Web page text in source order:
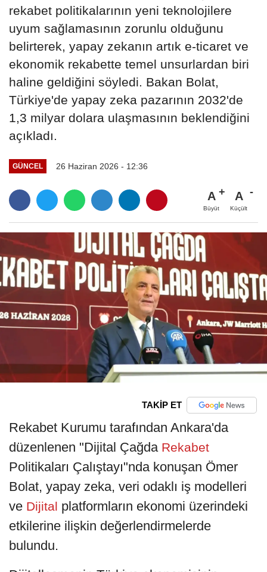
rekabet politikalarının yeni teknolojilere
uyum sağlamasının zorunlu olduğunu
belirterek, yapay zekanın artık e-ticaret ve
ekonomik rekabette temel unsurlardan biri
haline geldiğini söyledi. Bakan Bolat,
Türkiye'de yapay zeka pazarının 2032'de
1,3 milyar dolara ulaşmasının beklendiğini
açıkladı.
GÜNCEL 26 Haziran 2026 - 12:36
A
Büyüt
A
Küçült
TAKİP ET
Rekabet Kurumu tarafından Ankara'da
düzenlenen "Dijital Çağda Rekabet
Politikaları Çalıştayı"nda konuşan Ömer
Bolat, yapay zeka, veri odaklı iş modelleri
ve Dijital platformların ekonomi üzerindeki
etkilerine ilişkin değerlendirmelerde
bulundu.